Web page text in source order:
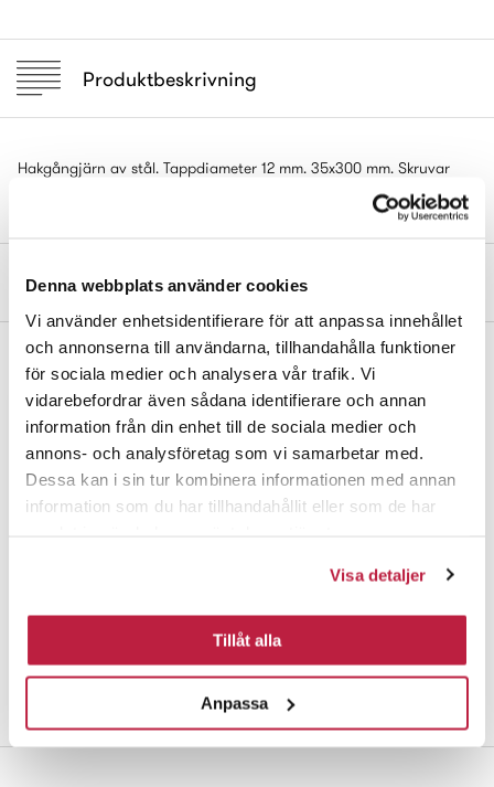
Denna webbplats använder cookies
Vi använder enhetsidentifierare för att anpassa innehållet
och annonserna till användarna, tillhandahålla funktioner
för sociala medier och analysera vår trafik. Vi
vidarebefordrar även sådana identifierare och annan
information från din enhet till de sociala medier och
annons- och analysföretag som vi samarbetar med.
Dessa kan i sin tur kombinera informationen med annan
information som du har tillhandahållit eller som de har
Visa detaljer
Tillåt alla
Anpassa
Produktbeskrivning
Hakgångjärn av stål. Tappdiameter 12 mm. 35x300 mm. Skruvar
Mått och dimensioner
Komplettera gärna med
Hake till hakgångjärn 214
Elzink